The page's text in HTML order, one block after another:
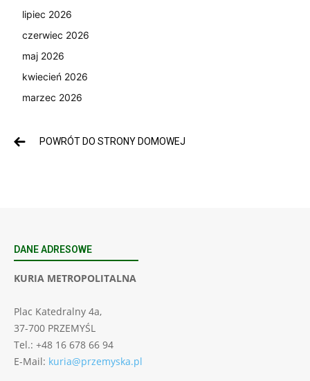
lipiec 2026
czerwiec 2026
maj 2026
kwiecień 2026
marzec 2026
POWRÓT DO STRONY DOMOWEJ
DANE ADRESOWE
KURIA METROPOLITALNA
Plac Katedralny 4a,
37-700 PRZEMYŚL
Tel.: +48 16 678 66 94
E-Mail: kuria@przemyska.pl